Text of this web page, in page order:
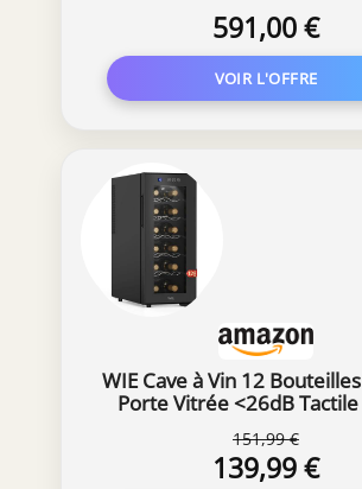
591,00 €
WIE Cave à Vin 12
Porte Vitrée <26dB Tactile
151,99 €
139,99 €